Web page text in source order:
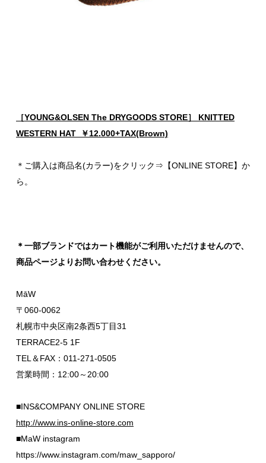
［YOUNG&OLSEN The DRYGOODS STORE］ KNITTED
WESTERN HAT ￥12.000+TAX(Brown)
＊ご購入は商品名(カラー)をクリック⇒【ONLINE STORE】か
ら。
＊一部ブランドではカート機能がご利用いただけませんので、
商品ページよりお問い合わせください。
MāW
〒060-0062
札幌市中央区南2条西5丁目31
TERRACE2-5 1F
TEL＆FAX：011-271-0505
営業時間：12:00～20:00
■INS&COMPANY ONLINE STORE
http://www.ins-online-store.com
■MaW instagram
https://www.instagram.com/maw_sapporo/